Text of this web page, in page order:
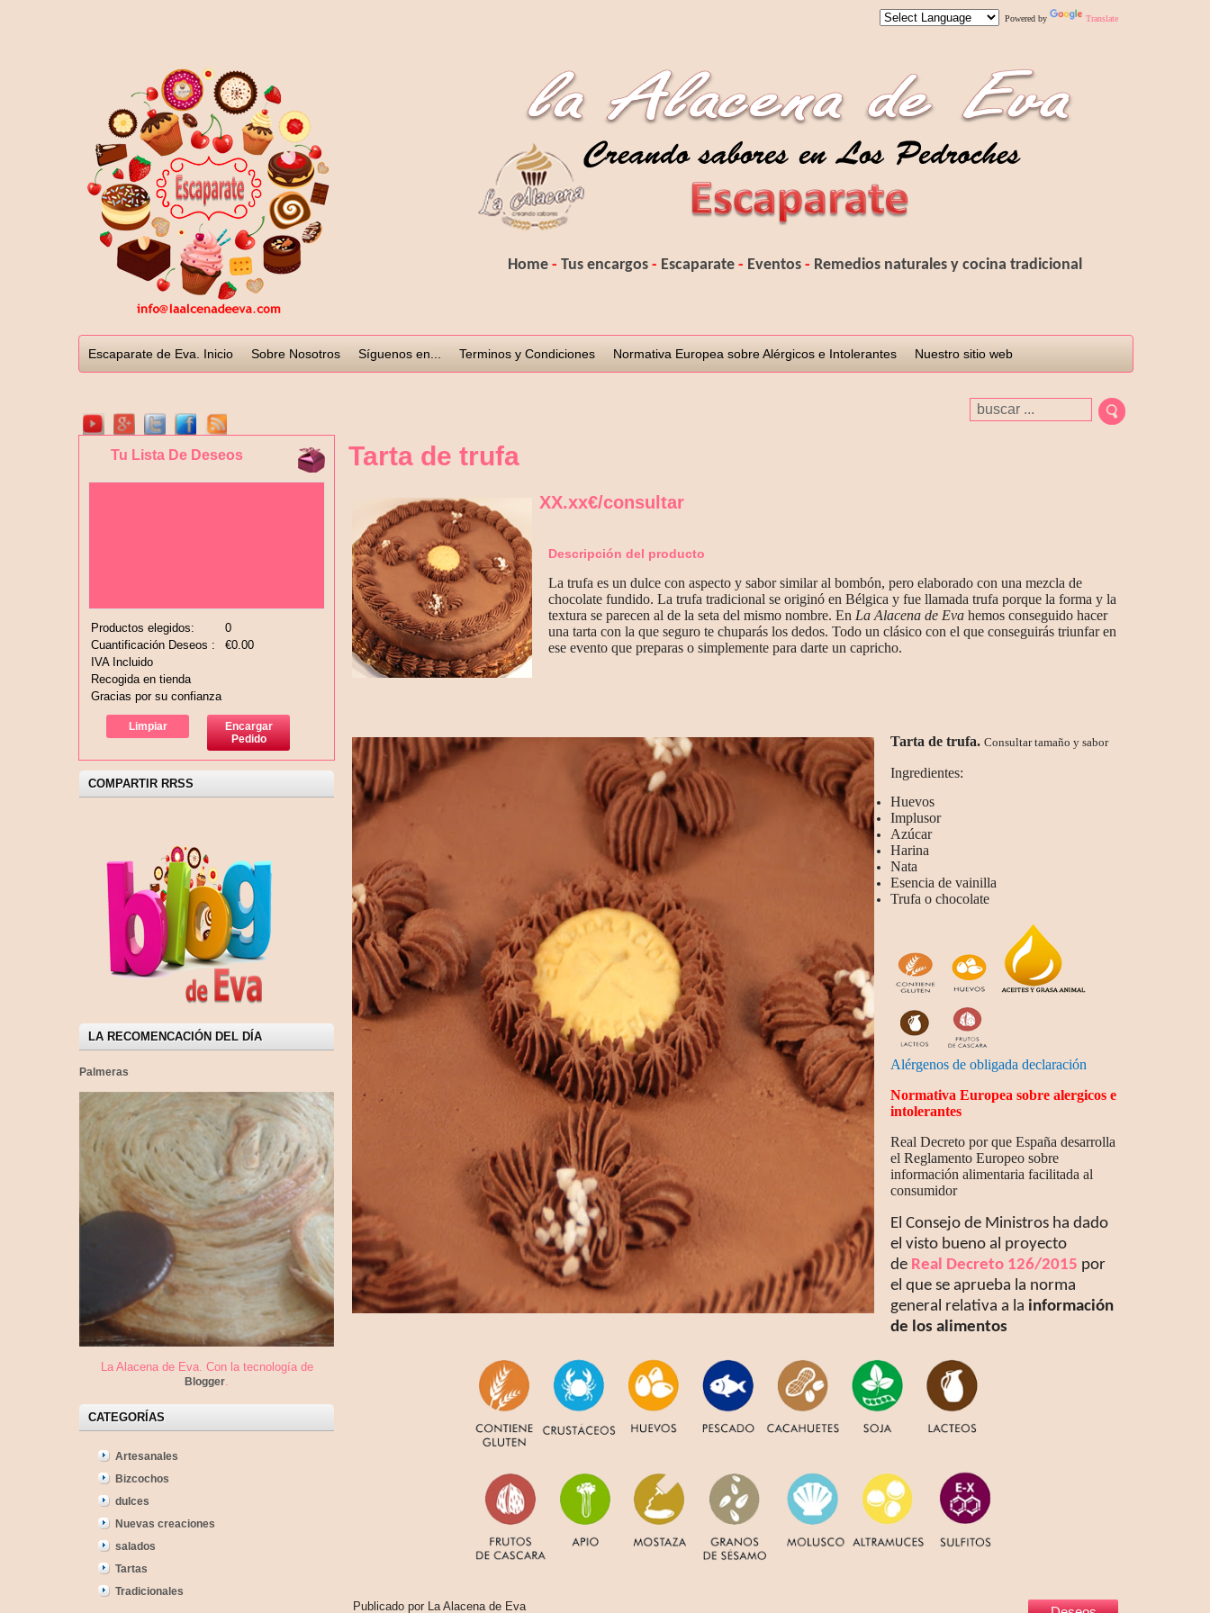
Powered by Translate
Home - Tus encargos - Escaparate - Eventos - Remedios naturales y cocina tradicional
Escaparate de Eva. Inicio Sobre Nosotros Síguenos en... Terminos y Condiciones Normativa Europea sobre Alérgicos e Intolerantes Nuestro sitio web
Tarta de trufa
XX.xx€/consultar
Descripción del producto
La trufa es un dulce con aspecto y sabor similar al bombón, pero elaborado con una mezcla de
chocolate fundido. La trufa tradicional se originó en Bélgica y fue llamada trufa porque la forma y la
textura se parecen al de la seta del mismo nombre. En La Alacena de Eva hemos conseguido hacer
una tarta con la que seguro te chuparás los dedos. Todo un clásico con el que conseguirás triunfar en
ese evento que preparas o simplemente para darte un capricho.
Tarta de trufa. Consultar tamaño y sabor
Ingredientes:
Huevos
Implusor
Azúcar
Harina
Nata
Esencia de vainilla
Trufa o chocolate
Alérgenos de obligada declaración
Normativa Europea sobre alergicos e
intolerantes
Real Decreto por que España desarrolla
el Reglamento Europeo sobre
información alimentaria facilitada al
consumidor
El Consejo de Ministros ha dado
el visto bueno al proyecto
de Real Decreto 126/2015 por
el que se aprueba la norma
general relativa a la información
de los alimentos
Publicado por La Alacena de Eva
Tu Lista De Deseos
Productos elegidos:
0
Cuantificación Deseos :
€0.00
IVA Incluido
Recogida en tienda
Gracias por su confianza
Limpiar
Encargar
Pedido
COMPARTIR RRSS
LA RECOMENCACIÓN DEL DÍA
Palmeras
La Alacena de Eva. Con la tecnología de
Blogger.
CATEGORÍAS
Artesanales
Bizcochos
dulces
Nuevas creaciones
salados
Tartas
Tradicionales